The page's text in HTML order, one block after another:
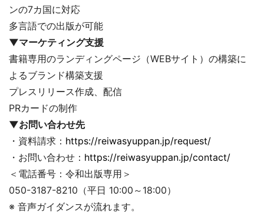
ンの7カ国に対応
多言語での出版が可能
▼マーケティング支援
書籍専用のランディングページ（WEBサイト）の構築に
よるブランド構築支援
プレスリリース作成、配信
PRカードの制作
▼お問い合わせ先
・資料請求： https://reiwasyuppan.jp/request/
・お問い合わせ： https://reiwasyuppan.jp/contact/
＜電話番号：令和出版専用＞
050-3187-8210（平日 10:00～18:00）
※ 音声ガイダンスが流れます。